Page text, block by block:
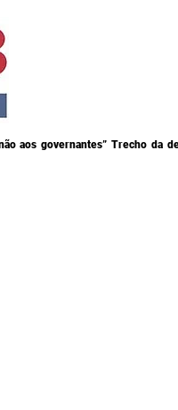
aos governantes” Trecho da